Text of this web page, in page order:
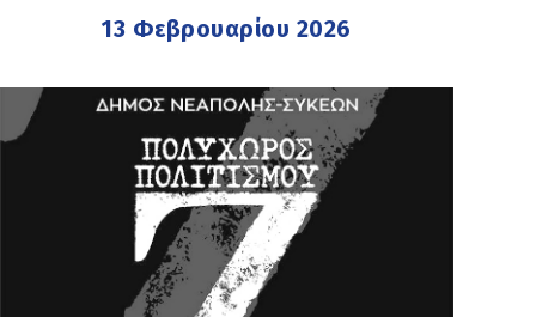
13 Φεβρουαρίου 2026